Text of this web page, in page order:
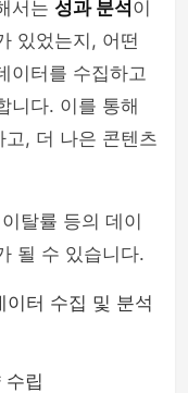
서는 성과 분석이
있었는지, 어떤
이터를 수집하고
니다. 이를 통해
, 더 나은 콘텐츠
탈률 등의 데이
될 수 있습니다.
터 수집 및 분석
수립